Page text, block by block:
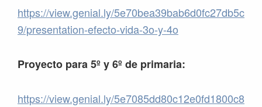
https://view.genial.ly/5e70bea39bab6d0fc27db5c
9/presentation-efecto-vida-3o-y-4o
Proyecto para 5º y 6º de primaria:
https://view.genial.ly/5e7085dd80c12e0fd1800c8